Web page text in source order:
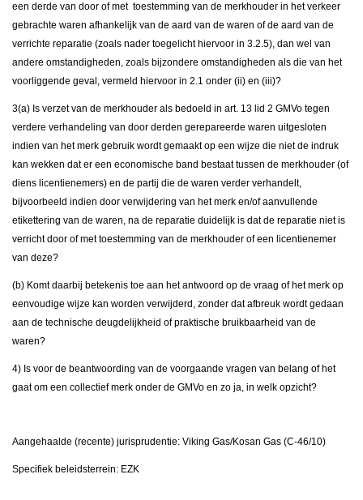
een derde van door of met toestemming van de merkhouder in het verkeer
gebrachte waren afhankelijk van de aard van de waren of de aard van de
verrichte reparatie (zoals nader toegelicht hiervoor in 3.2.5), dan wel van
andere omstandigheden, zoals bijzondere omstandigheden als die van het
voorliggende geval, vermeld hiervoor in 2.1 onder (ii) en (iii)?
3(a) Is verzet van de merkhouder als bedoeld in art. 13 lid 2 GMVo tegen
verdere verhandeling van door derden gerepareerde waren uitgesloten
indien van het merk gebruik wordt gemaakt op een wijze die niet de indruk
kan wekken dat er een economische band bestaat tussen de merkhouder (of
diens licentienemers) en de partij die de waren verder verhandelt,
bijvoorbeeld indien door verwijdering van het merk en/of aanvullende
etikettering van de waren, na de reparatie duidelijk is dat de reparatie niet is
verricht door of met toestemming van de merkhouder of een licentienemer
van deze?
(b) Komt daarbij betekenis toe aan het antwoord op de vraag of het merk op
eenvoudige wijze kan worden verwijderd, zonder dat afbreuk wordt gedaan
aan de technische deugdelijkheid of praktische bruikbaarheid van de
waren?
4) Is voor de beantwoording van de voorgaande vragen van belang of het
gaat om een collectief merk onder de GMVo en zo ja, in welk opzicht?
Aangehaalde (recente) jurisprudentie: Viking Gas/Kosan Gas (C-46/10)
Specifiek beleidsterrein: EZK